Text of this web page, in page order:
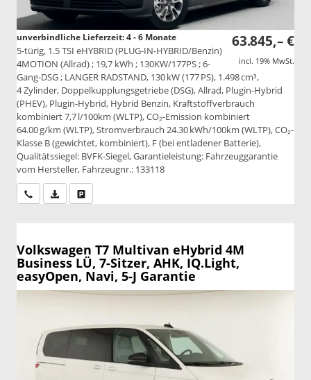
63.845,– €
incl. 19% MwSt.
unverbindliche Lieferzeit: 4 - 6 Monate
5-türig, 1.5 TSI eHYBRID (PLUG-IN-HYBRID/Benzin)
4MOTION (Allrad) ; 19,7 kWh ; 130KW/177PS ; 6-
Gang-DSG ; LANGER RADSTAND, 130 kW (177 PS), 1.498 cm³,
4 Zylinder, Doppelkupplungsgetriebe (DSG), Allrad, Plugin-Hybrid
(PHEV), Plugin-Hybrid, Hybrid Benzin, Kraftstoffverbrauch
kombiniert 7,7 l/100km (WLTP), CO₂-Emission kombiniert
64.00 g/km (WLTP), Stromverbrauch 24.30 kWh/100km (WLTP), CO₂-
Klasse B (gewichtet, kombiniert), F (bei entladener Batterie),
Qualitätssiegel: BVFK-Siegel, Garantieleistung: Fahrzeuggarantie
vom Hersteller, Fahrzeugnr.: 133118
Wir rufen Sie anPDF-Datei, Fahrzeugexposé drucken
Volkswagen T7 Multivan eHybrid 4M
Business LÜ, 7-Sitzer, AHK, IQ.Light,
easyOpen, Navi, 5-J Garantie